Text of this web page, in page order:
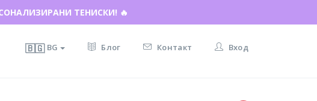
ТЕНИСКИ! 🔥
🇧🇬BG Блог Контакт Вход